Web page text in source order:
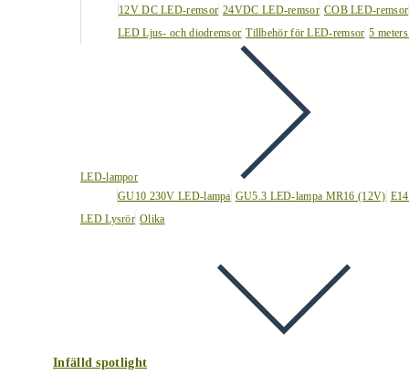
12V DC LED-remsor 24VDC LED-remsor COB LED-remsor
LED Ljus- och diodremsor Tillbehör för LED-remsor 5
LED-lampor
GU10 230V LED-lampa GU5.3 LED-lampa MR16 (12V)
LED Lysrör Olika
Infälld spotlight